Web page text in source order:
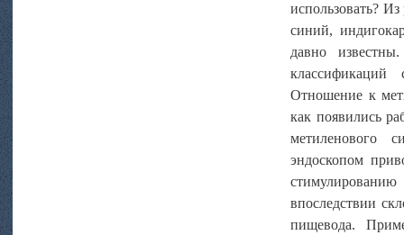
использовать?
синий,
давно
классификаций
Отношение к
как появились
метиленового
эндоскопом
впоследствии
пищевода.